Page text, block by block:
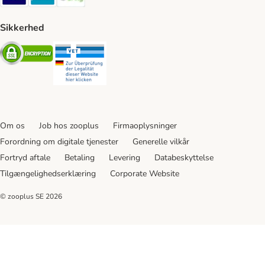
Sikkerhed
Security
Om os Job hos zooplus
Firmaoplysninger
Forordning om digitale tjenester
Generelle vilkår
Fortryd aftale
Betaling Levering
Databeskyttelse
Tilgængelighedserklæring
Corporate Website
© zooplus SE 2026